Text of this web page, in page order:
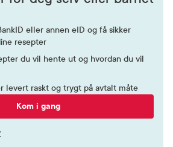
eller annen eID og få sikker
resepter
du vil hente ut og hvordan du vil
levert raskt og trygt på avtalt måte
Kom i gang